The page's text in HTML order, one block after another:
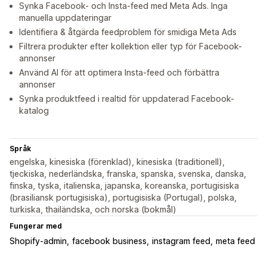
Synka Facebook- och Insta-feed med Meta Ads. Inga
manuella uppdateringar
Identifiera & åtgärda feedproblem för smidiga Meta Ads
Filtrera produkter efter kollektion eller typ för Facebook-
annonser
Använd AI för att optimera Insta-feed och förbättra
annonser
Synka produktfeed i realtid för uppdaterad Facebook-
katalog
Språk
engelska, kinesiska (förenklad), kinesiska (traditionell),
tjeckiska, nederländska, franska, spanska, svenska, danska,
finska, tyska, italienska, japanska, koreanska, portugisiska
(brasiliansk portugisiska), portugisiska (Portugal), polska,
turkiska, thailändska, och norska (bokmål)
Fungerar med
Shopify-admin facebook business instagram feed meta feed